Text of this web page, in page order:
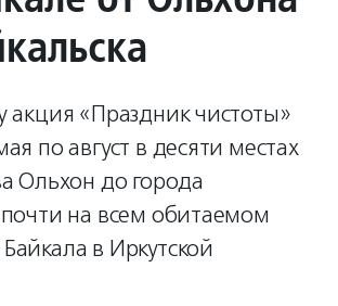
акция «Праздник чистоты»
по август в десяти местах
Ольхон до города
на всем обитаемом
в Иркутской